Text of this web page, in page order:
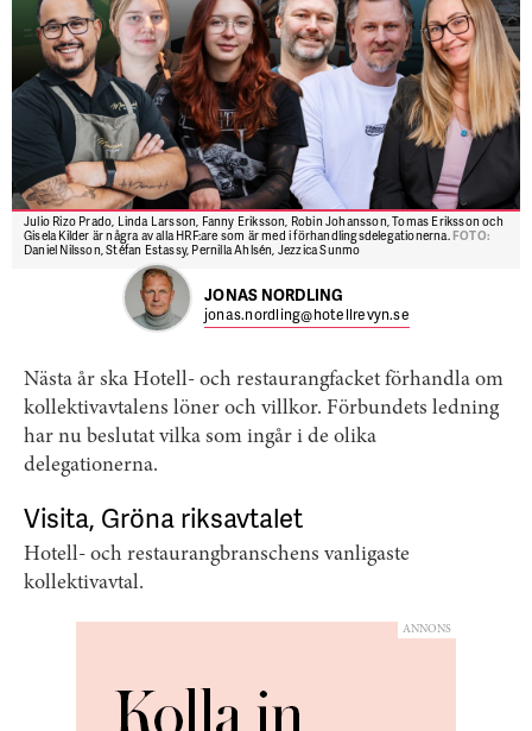
Julio Rizo Prado, Linda Larsson, Fanny Eriksson, Robin Johansson, Tomas Eriksson och
Gisela Kilder är några av alla HRF:are som är med i förhandlingsdelegationerna.FOTO:
Daniel Nilsson, Stéfan Estassy, Pernilla Ahlsén, Jezzica Sunmo
JONAS NORDLING
jonas.nordling@hotellrevyn.se
Nästa år ska Hotell- och restaurangfacket förhandla om
kollektivavtalens löner och villkor. Förbundets ledning
har nu beslutat vilka som ingår i de olika
delegationerna.
Visita, Gröna riksavtalet
Hotell- och restaurangbranschens vanligaste
kollektivavtal.
ANNONS